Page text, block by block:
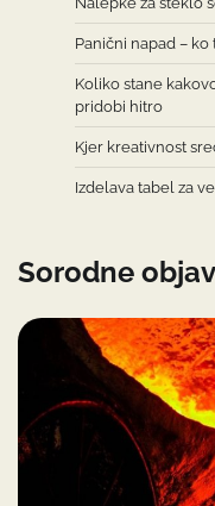
Panični napad –
Koliko stane
pridobi hitro
Kjer kreativnost
Izdelava tabel za
Sorodne